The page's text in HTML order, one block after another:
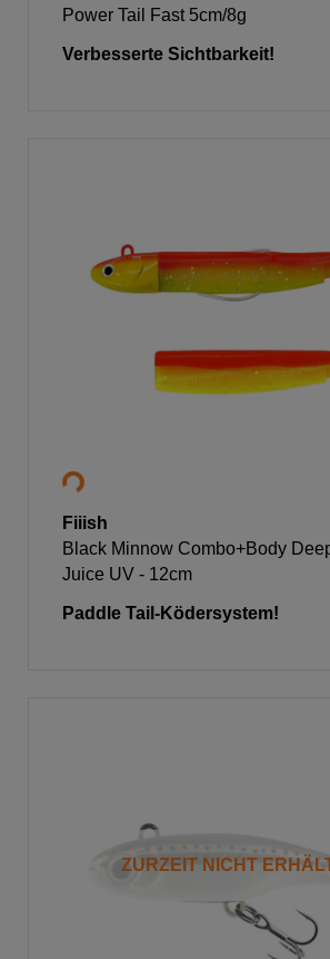
Power Tail Fast 5cm/8g
Verbesserte Sichtbarkeit!
Fiiish
Black Minnow Combo+Body
Juice UV - 12cm
Paddle Tail-Ködersystem!
ZURZEIT NICHT